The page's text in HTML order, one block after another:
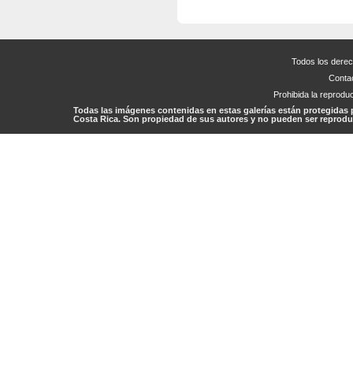
Todos los
Prohibida la
Todas las imágenes contenidas en estas galerías están
Costa Rica. Son propiedad de sus autores y no pueden ser